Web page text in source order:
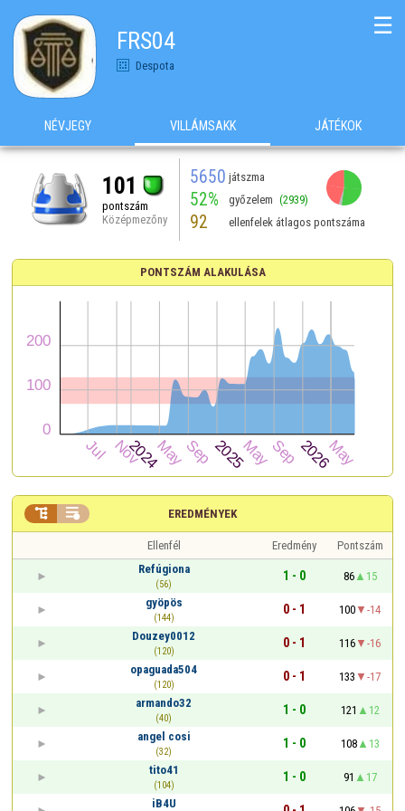
FRS04
Despota
☰
NÉVJEGY VILLÁMSAKK JÁTÉKOK
101
pontszám
Középmezőny
5650 játszma
52% győzelem (2939)
92 ellenfelek átlagos pontszáma
PONTSZÁM ALAKULÁSA
EREDMÉNYEK
 
Ellenfél Eredmény
Pontszám
Refúgiona
(56)
1 - 0 86
15
gyöpös
(144)
0 - 1 100
-14
Douzey0012
(120)
0 - 1 116
-16
opaguada504
(120)
0 - 1 133
-17
armando32
(40)
1 - 0 121
12
angel cosi
(32)
1 - 0 108
13
tito41
(104)
1 - 0 91
17
iB4U